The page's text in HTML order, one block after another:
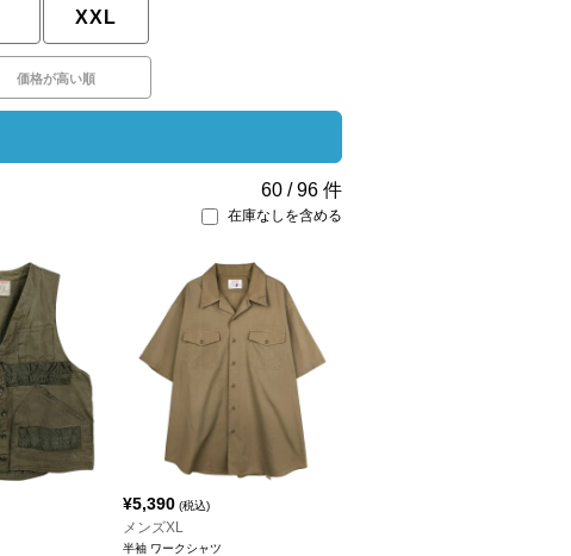
XXL
価格が高い順
60 /96 件
在庫なしを含める
¥5,390 (税込)
メンズXL
半袖 ワークシャツ